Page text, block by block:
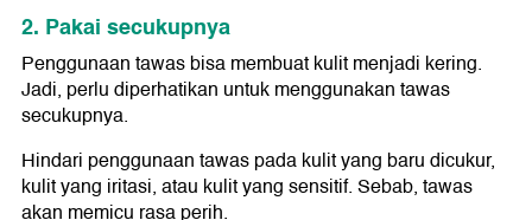
2. Pakai secukupnya
Penggunaan tawas bisa membuat kulit menjadi kering.
Jadi, perlu diperhatikan untuk menggunakan tawas
secukupnya.
Hindari penggunaan tawas pada kulit yang baru dicukur,
kulit yang iritasi, atau kulit yang sensitif. Sebab, tawas
akan memicu rasa perih.